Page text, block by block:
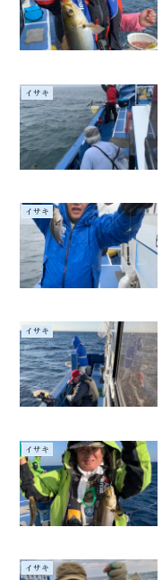
イサキ
イサキ
イサキ
イサキ
イサキ